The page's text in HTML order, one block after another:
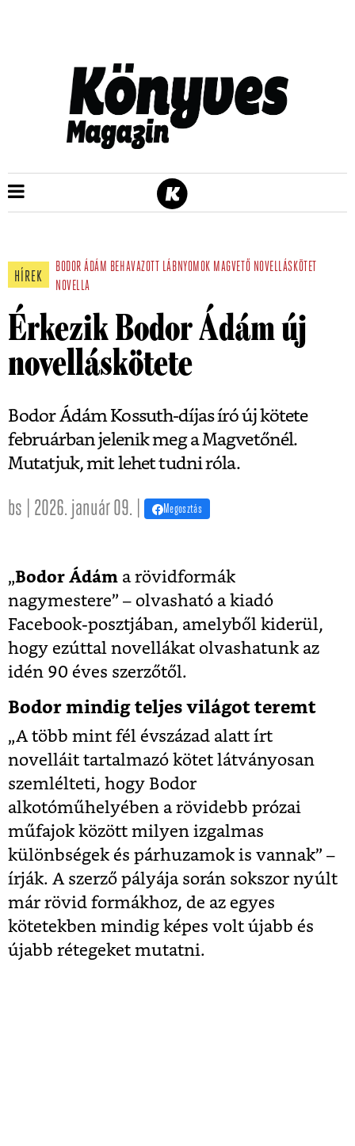
HÍREK
BODOR ÁDÁM BEHAVAZOTT LÁBNYOMOK MAGVETŐ NOVELLÁSKÖTET
NOVELLA
Érkezik Bodor Ádám új
novelláskötete
Bodor Ádám Kossuth-díjas író új kötete
februárban jelenik meg a Magvetőnél.
Mutatjuk, mit lehet tudni róla.
bs | 2026. január 09. | Megosztás
„Bodor Ádám a rövidformák
nagymestere” – olvasható a kiadó
Facebook-posztjában, amelyből kiderül,
hogy ezúttal novellákat olvashatunk az
idén 90 éves szerzőtől.
Bodor mindig teljes világot teremt
„A több mint fél évszázad alatt írt
novelláit tartalmazó kötet látványosan
szemlélteti, hogy Bodor
alkotóműhelyében a rövidebb prózai
műfajok között milyen izgalmas
különbségek és párhuzamok is vannak” –
írják. A szerző pályája során sokszor nyúlt
már rövid formákhoz, de az egyes
kötetekben mindig képes volt újabb és
újabb rétegeket mutatni.